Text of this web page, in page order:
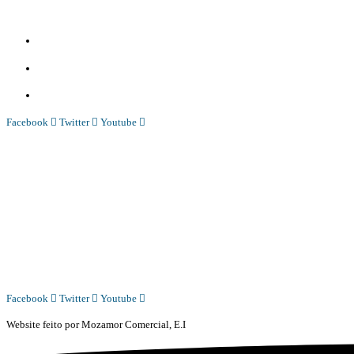
Facebook Twitter Youtube
Facebook Twitter Youtube
Website feito porMozamor Comercial, E.I